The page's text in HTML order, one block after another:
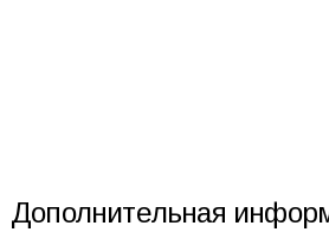
Дополнительная